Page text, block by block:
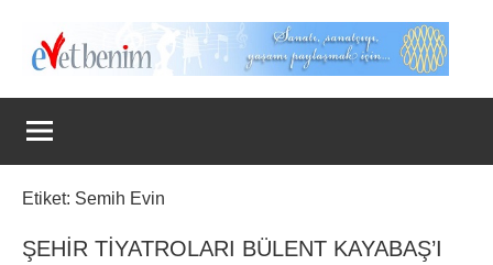
Evet
Benim
Etiket: Semih Evin
ŞEHİR TİYATROLARI BÜLENT KAYABAŞ’I